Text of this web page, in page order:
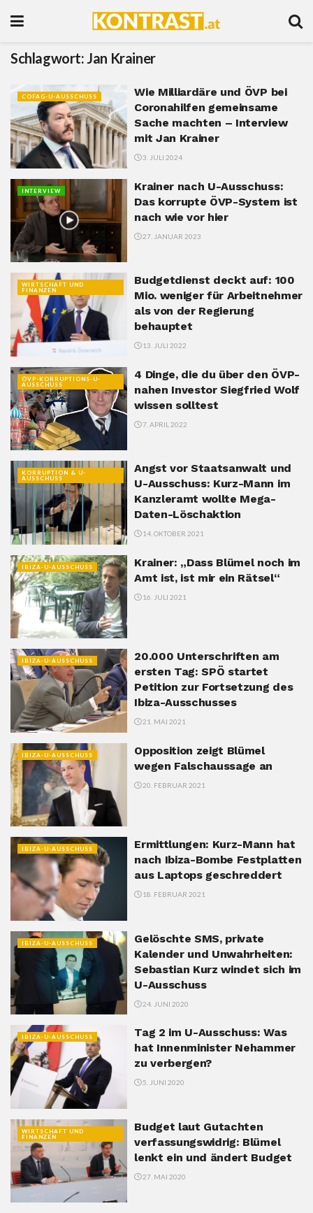
Schlagwort: Jan Krainer
COFAG-U-AUSSCHUSS
Wie Milliardäre und ÖVP bei
Coronahilfen gemeinsame
Sache machten – Interview
mit Jan Krainer
3. JULI 2024
INTERVIEW
Krainer nach U-Ausschuss:
Das korrupte ÖVP-System ist
nach wie vor hier
27. JANUAR 2023
WIRTSCHAFT UND
FINANZEN
Budgetdienst deckt auf: 100
Mio. weniger für Arbeitnehmer
als von der Regierung
behauptet
13. JULI 2022
ÖVP-KORRUPTIONS-U-
AUSSCHUSS
4 Dinge, die du über den ÖVP-
nahen Investor Siegfried Wolf
wissen solltest
7. APRIL 2022
KORRUPTION & U-
AUSSCHUSS
Angst vor Staatsanwalt und
U-Ausschuss: Kurz-Mann im
Kanzleramt wollte Mega-
Daten-Löschaktion
14. OKTOBER 2021
IBIZA-U-AUSSCHUSS
Krainer: „Dass Blümel noch im
Amt ist, ist mir ein Rätsel“
16. JULI 2021
IBIZA-U-AUSSCHUSS
20.000 Unterschriften am
ersten Tag: SPÖ startet
Petition zur Fortsetzung des
Ibiza-Ausschusses
21. MAI 2021
IBIZA-U-AUSSCHUSS
Opposition zeigt Blümel
wegen Falschaussage an
20. FEBRUAR 2021
IBIZA-U-AUSSCHUSS
Ermittlungen: Kurz-Mann hat
nach Ibiza-Bombe Festplatten
aus Laptops geschreddert
18. FEBRUAR 2021
IBIZA-U-AUSSCHUSS
Gelöschte SMS, private
Kalender und Unwahrheiten:
Sebastian Kurz windet sich im
U-Ausschuss
24. JUNI 2020
IBIZA-U-AUSSCHUSS
Tag 2 im U-Ausschuss: Was
hat Innenminister Nehammer
zu verbergen?
5. JUNI 2020
WIRTSCHAFT UND
FINANZEN
Budget laut Gutachten
verfassungswidrig: Blümel
lenkt ein und ändert Budget
27. MAI 2020